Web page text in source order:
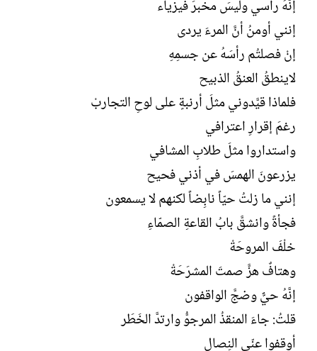
إنَّهُ رأسي وليسَ مخبرَ فيزياء
إنني أومنُ أنَّ المرءَ يردى
إنْ فصلتُم رأسَهُ عن جسمِهِ
لاينطقُ العنقُ الذبيح
فلماذا قيَّدوني مثلَ أرنبةٍ على لوحِ التجاربْ
رغمَ إقرارِ اعترافي
واستداروا مثلَ طلابِ المشافي
يزرعونَ الهمسَ في أذني فحيح
إنني ما زلتُ حيّاً نابِضاً لكنهم لا يسمعون
فجأةً وانشقَّ بابُ القاعةِ الصمّاءِ
خلْفَ المروحَةْ
وهتافٌ هزَّ صمتَ المشرَحَةْ
إنَّهُ حيٌّ وضجَّ الواقفون
قلتُ: جاءَ المنقذُ المرجوُّ وارتدَّ الخَطَر
أوقفوا عنّي النِصال